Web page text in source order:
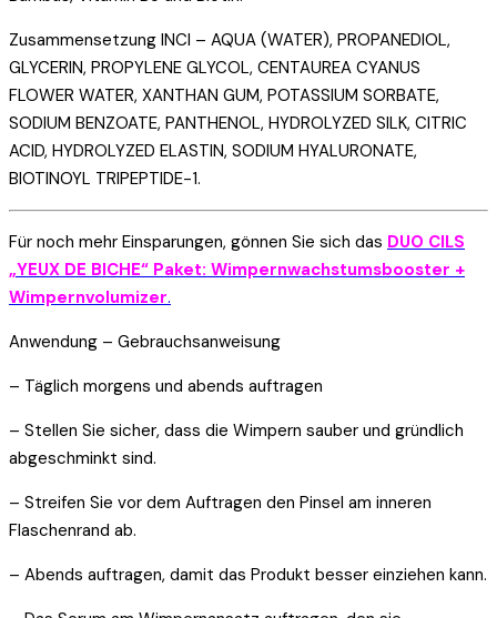
Zusammensetzung INCI – AQUA (WATER), PROPANEDIOL,
GLYCERIN, PROPYLENE GLYCOL, CENTAUREA CYANUS
FLOWER WATER, XANTHAN GUM, POTASSIUM SORBATE,
SODIUM BENZOATE, PANTHENOL, HYDROLYZED SILK, CITRIC
ACID, HYDROLYZED ELASTIN, SODIUM HYALURONATE,
BIOTINOYL TRIPEPTIDE-1.
Für noch mehr Einsparungen, gönnen Sie sich das DUO CILS
„YEUX DE BICHE“ Paket: Wimpernwachstumsbooster +
Wimpernvolumizer.
Anwendung – Gebrauchsanweisung
– Täglich morgens und abends auftragen
– Stellen Sie sicher, dass die Wimpern sauber und gründlich
abgeschminkt sind.
– Streifen Sie vor dem Auftragen den Pinsel am inneren
Flaschenrand ab.
– Abends auftragen, damit das Produkt besser einziehen kann.